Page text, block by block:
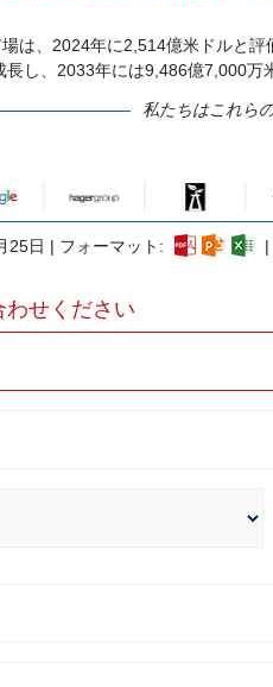
は、2024年に2,514億米ドルと
長し、2033年には9,486億7,000万
私たちはこれら
25日 | フォーマット: |
わせください